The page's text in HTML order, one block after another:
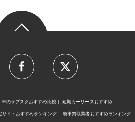
車のサブスクおすすめ比較 短期カーリースおすすめ
サイトおすすめランキング 廃車買取業者おすすめランキング